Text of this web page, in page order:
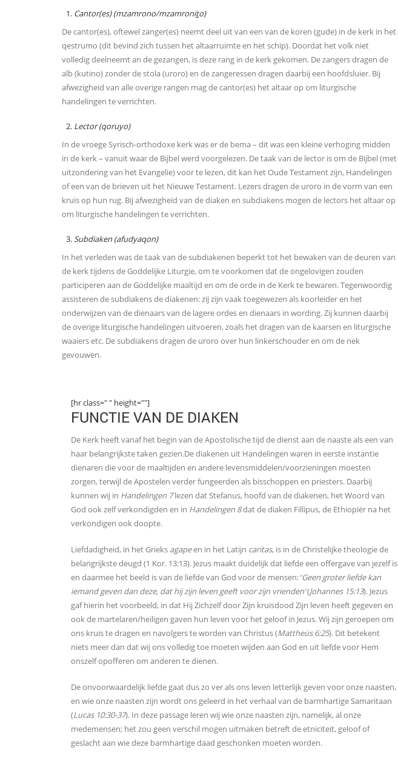
Cantor(es) (mzamrono/mzamronito)
De cantor(es), oftewel zanger(es) neemt deel uit van een van de koren (gude) in de kerk in het
qestrumo (dit bevind zich tussen het altaarruimte en het schip). Doordat het volk niet
volledig deelneemt an de gezangen, is deze rang in de kerk gekomen. De zangers dragen de
alb (kutino) zonder de stola (uroro) en de zangeressen dragen daarbij een hoofdsluier. Bij
afwezigheid van alle overige rangen mag de cantor(es) het altaar op om liturgische
handelingen te verrichten.
Lector (qoruyo)
In de vroege Syrisch-orthodoxe kerk was er de bema – dit was een kleine verhoging midden
in de kerk – vanuit waar de Bijbel werd voorgelezen. De taak van de lector is om de Bijbel (met
uitzondering van het Evangelie) voor te lezen, dit kan het Oude Testament zijn, Handelingen
of een van de brieven uit het Nieuwe Testament. Lezers dragen de uroro in de vorm van een
kruis op hun rug. Bij afwezigheid van de diaken en subdiakens mogen de lectors het altaar op
om liturgische handelingen te verrichten.
Subdiaken (afudyaqon)
In het verleden was de taak van de subdiakenen beperkt tot het bewaken van de deuren van
de kerk tijdens de Goddelijke Liturgie, om te voorkomen dat de ongelovigen zouden
participeren aan de Goddelijke maaltijd en om de orde in de Kerk te bewaren. Tegenwoordig
assisteren de subdiakens de diakenen: zij zijn vaak toegewezen als koorleider en het
onderwijzen van de dienaars van de lagere ordes en dienaars in wording. Zij kunnen daarbij
de overige liturgische handelingen uitvoeren, zoals het dragen van de kaarsen en liturgische
waaiers etc. De subdiakens dragen de uroro over hun linkerschouder en om de nek
gevouwen.
[hr class=" " height=""]
FUNCTIE VAN DE DIAKEN
De Kerk heeft vanaf het begin van de Apostolische tijd de dienst aan de naaste als een van
haar belangrijkste taken gezien.De diakenen uit Handelingen waren in eerste instantie
dienaren die voor de maaltijden en andere levensmiddelen/voorzieningen moesten
zorgen, terwijl de Apostelen verder fungeerden als bisschoppen en priesters. Daarbij
kunnen wij in Handelingen 7lezen dat Stefanus, hoofd van de diakenen, het Woord van
God ook zelf verkondigden en in Handelingen 8dat de diaken Fillipus, de Ethiopiër na het
verkondigen ook doopte.
Liefdadigheid, in het Grieks agapeen in het Latijn caritas, is in de Christelijke theologie de
belangrijkste deugd (1 Kor. 13:13). Jezus maakt duidelijk dat liefde een offergave van jezelf is
en daarmee het beeld is van de liefde van God voor de mensen: ‘Geen groter liefde kan
iemand geven dan deze, dat hij zijn leven geeft voor zijn vrienden’(Johannes 15:13). Jezus
gaf hierin het voorbeeld, in dat Hij Zichzelf door Zijn kruisdood Zijn leven heeft gegeven en
ook de martelaren/heiligen gaven hun leven voor het geloof in Jezus. Wij zijn geroepen om
ons kruis te dragen en navolgers te worden van Christus (Mattheüs 6:25). Dit betekent
niets meer dan dat wij ons volledig toe moeten wijden aan God en uit liefde voor Hem
onszelf opofferen om anderen te dienen.
De onvoorwaardelijk liefde gaat dus zo ver als ons leven letterlijk geven voor onze naasten,
en wie onze naasten zijn wordt ons geleerd in het verhaal van de barmhartige Samaritaan
(Lucas 10:30-37). In deze passage leren wij wie onze naasten zijn, namelijk, al onze
medemensen; het zou geen verschil mogen uitmaken betreft de etniciteit, geloof of
geslacht aan wie deze barmhartige daad geschonken moeten worden.